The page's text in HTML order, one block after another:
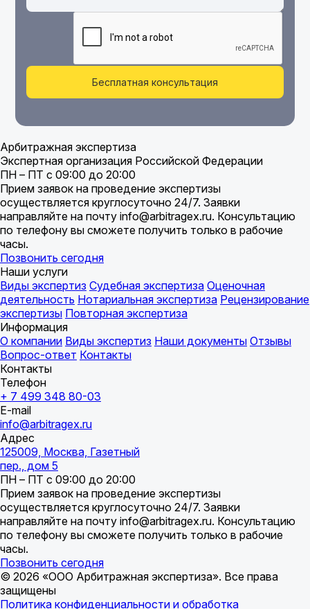
Бесплатная консультация
Арбитражная экспертиза
Экспертная организация Российской Федерации
ПН – ПТ с 09:00 до 20:00
Прием заявок на проведение экспертизы
осуществляется круглосуточно 24/7. Заявки
направляйте на почту info@arbitragex.ru. Консультацию
по телефону вы сможете получить только в рабочие
часы.
Позвонить сегодня
Наши услуги
Виды экспертиз Судебная экспертиза Оценочная
деятельность Нотариальная экспертиза Рецензирование
экспертизы Повторная экспертиза
Информация
О компании Виды экспертиз Наши документы Отзывы
Вопрос-ответ Контакты
Контакты
Телефон
+ 7 499 348 80-03
E-mail
info@arbitragex.ru
Адрес
125009, Москва, Газетный
пер., дом 5
ПН – ПТ с 09:00 до 20:00
Прием заявок на проведение экспертизы
осуществляется круглосуточно 24/7. Заявки
направляйте на почту info@arbitragex.ru. Консультацию
по телефону вы сможете получить только в рабочие
часы.
Позвонить сегодня
© 2026 «ООО Арбитражная экспертиза». Все права
защищены
Политика конфиденциальности и обработка